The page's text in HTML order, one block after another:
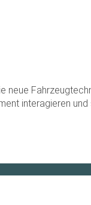
neue
interagieren